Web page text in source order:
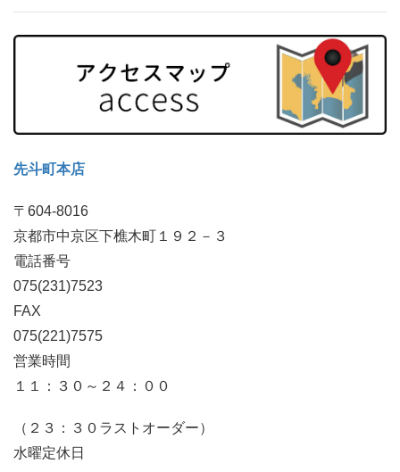
先斗町本店
〒604-8016
京都市中京区下樵木町１９２－３
電話番号
075(231)7523
FAX
075(221)7575
営業時間
１１：３０～２４：００
（２３：３０ラストオーダー）
水曜定休日